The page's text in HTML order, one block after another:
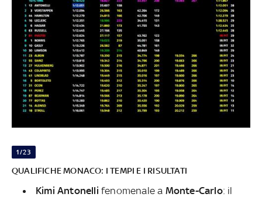
1/23
QUALIFICHE MONACO: I TEMPI E I RISULTATI
Kimi Antonelli fenomenale a Monte-Carlo: il